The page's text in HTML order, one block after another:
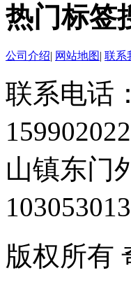
热门标签
公司介绍| 网站地图| 联系
联系电话
山镇东门
版权所有